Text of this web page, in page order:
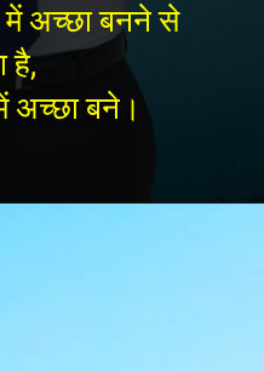
में अच्छा बनने से
है,
अच्छा बने।